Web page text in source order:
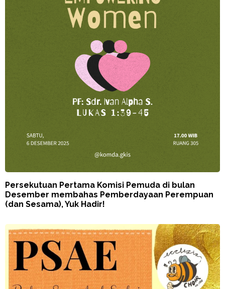
Persekutuan Pertama Komisi Pemuda di bulan
Desember membahas Pemberdayaan Perempuan
(dan Sesama), Yuk Hadir!